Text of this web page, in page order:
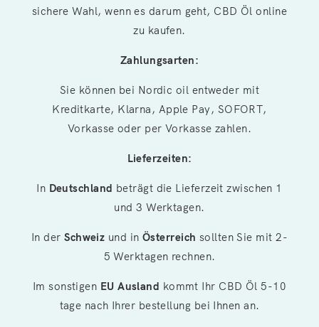
sichere Wahl, wenn es darum geht, CBD Öl online
zu kaufen.
Zahlungsarten:
Sie können bei Nordic oil entweder mit
Kreditkarte, Klarna, Apple Pay, SOFORT,
Vorkasse oder per Vorkasse zahlen.
Lieferzeiten:
In Deutschland beträgt die Lieferzeit zwischen 1
und 3 Werktagen.
In derSchweiz und in Österreich sollten Sie mit 2-
5 Werktagen rechnen.
Im sonstigen EU Ausland kommt Ihr CBD Öl 5-10
tage nach Ihrer bestellung bei Ihnen an.